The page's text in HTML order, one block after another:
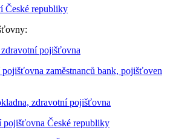
České republiky
pojišťovna
zaměstnanců bank, pojišťoven
zdravotní pojišťovna
pojišťovna České republiky